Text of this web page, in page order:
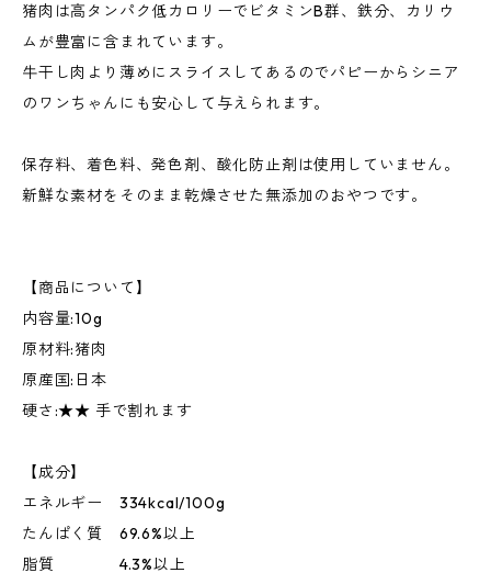
猪肉は高タンパク低カロリーでビタミンB群、鉄分、カリウ
ムが豊富に含まれています。
牛干し肉より薄めにスライスしてあるのでパピーからシニア
のワンちゃんにも安心して与えられます。
保存料、着色料、発色剤、酸化防止剤は使用していません。
新鮮な素材をそのまま乾燥させた無添加のおやつです。
【商品について】
内容量:10g
原材料:猪肉
原産国:日本
硬さ:★★ 手で割れます
【成分】
エネルギー 334kcal/100g
たんぱく質 69.6%以上
脂質 4.3%以上